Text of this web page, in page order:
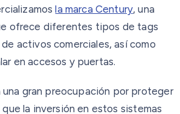
la marca Century, una
ofrece diferentes tipos de tags
activos comerciales, así como
en accesos y puertas.
una gran preocupación por proteger
la inversión en estos sistemas